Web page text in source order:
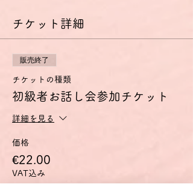
チケット詳細
販売終了
チケットの種類
初級者お話し会参加チケット
詳細を見る
価格
€22.00
VAT込み